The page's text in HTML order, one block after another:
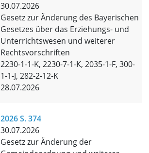
30.07.2026
Gesetz zur Änderung des Bayerischen
Gesetzes über das Erziehungs- und
Unterrichtswesen und weiterer
Rechtsvorschriften
2230-1-1-K, 2230-7-1-K, 2035-1-F, 300-
1-1-J, 282-2-12-K
28.07.2026
2026 S. 374
30.07.2026
Gesetz zur Änderung der